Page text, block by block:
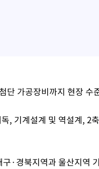
단 가공장비까지 현장 수
, 기계설계 및 역설계, 2
·경북지역과 울산지역